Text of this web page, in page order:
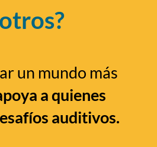
un mundo más
a quienes
auditivos.